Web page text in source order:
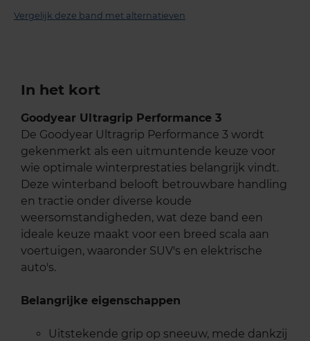
Vergelijk deze band met alternatieven
In het kort
Goodyear Ultragrip Performance 3
De Goodyear Ultragrip Performance 3 wordt
gekenmerkt als een uitmuntende keuze voor
wie optimale winterprestaties belangrijk vindt.
Deze winterband belooft betrouwbare handling
en tractie onder diverse koude
weersomstandigheden, wat deze band een
ideale keuze maakt voor een breed scala aan
voertuigen, waaronder SUV's en elektrische
auto's.
Belangrijke eigenschappen
Uitstekende grip op sneeuw, mede dankzij